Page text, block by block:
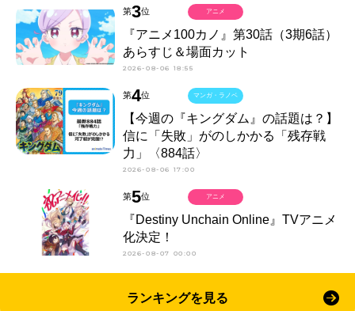
第3位
『アニメ100カノ』第30話（3期6話）
あらすじ＆場面カット
2026-08-06 18:55
アニメ
第4位
【今週の『キングダム』の話題は？】
信に「失敗」がのしかかる「残存戦
力」〈884話〉
2026-08-06 17:00
マンガ・ラノベ
第5位
『Destiny Unchain Online』TVアニメ
化決定！
2026-08-07 00:00
アニメ
ランキングを見る